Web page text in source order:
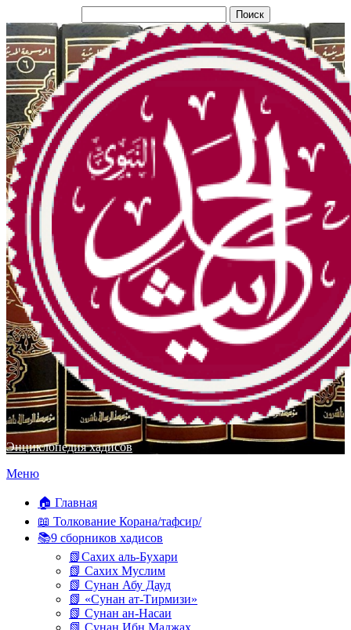
Энциклопедия хадисов
Перейти
содержимому
Меню
🏠 Главная
📖 Толкование Корана/тафсир/
📚9 сборников хадисов
📗Сахих аль-Бухари
📗 Сахих Муслим
📗 Сунан Абу Дауд
📗 «Сунан ат-Тирмизи»
📗 Сунан ан-Насаи
📗 Сунан Ибн Маджах